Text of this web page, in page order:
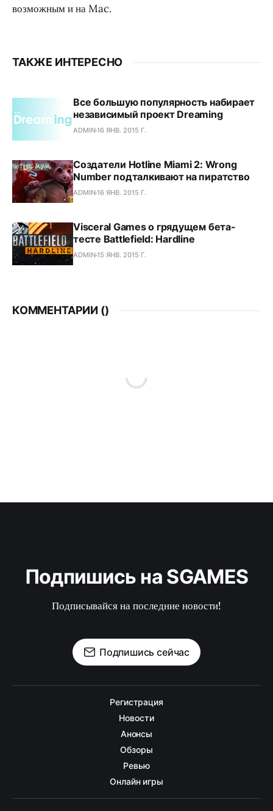
возможным и на Mac.
ТАКЖЕ ИНТЕРЕСНО
Все большую популярность набирает
независимый проект Dreaming
ADMIN16 ЯНВ. 2015 Г.
Создатели Hotline Miami 2: Wrong
Number подталкивают на пиратство
ADMIN16 ЯНВ. 2015 Г.
Visceral Games о грядущем бета-
тесте Battlefield: Hardline
ADMIN15 ЯНВ. 2015 Г.
КОММЕНТАРИИ ()
Подпишись на SGAMES
Подписывайся на последние новости!
Подпишись сейчас
Регистрация
Новости
Анонсы
Обзоры
Ревью
Онлайн игры